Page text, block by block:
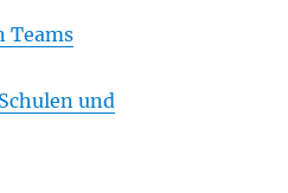
Teams
und